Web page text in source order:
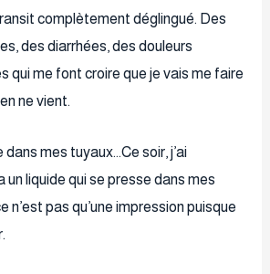
transit complètement déglingué. Des
des diarrhées, des douleurs
qui me font croire que je vais me faire
ne vient.
dans mes tuyaux…Ce soir, j’ai
un liquide qui se presse dans mes
n’est pas qu’une impression puisque